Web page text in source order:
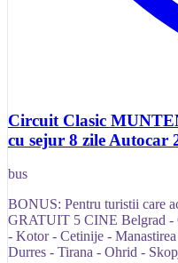
Circuit Clasic
cu sejur 8 zile Autocar
bus
BONUS: Pentru turistii care
GRATUIT 5 CINE Belgrad -
- Kotor - Cetinije -
Durres - Tirana - Ohrid -